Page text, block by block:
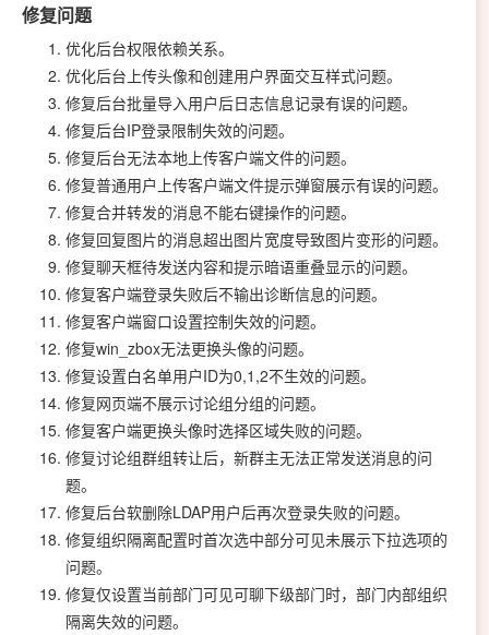
修复问题
优化后台权限依赖关系。
优化后台上传头像和创建用户界面交互样式问题。
修复后台批量导入用户后日志信息记录有误的问题。
修复后台IP登录限制失效的问题。
修复后台无法本地上传客户端文件的问题。
修复普通用户上传客户端文件提示弹窗展示有误的问题。
修复合并转发的消息不能右键操作的问题。
修复回复图片的消息超出图片宽度导致图片变形的问题。
修复聊天框待发送内容和提示暗语重叠显示的问题。
修复客户端登录失败后不输出诊断信息的问题。
修复客户端窗口设置控制失效的问题。
修复win_zbox无法更换头像的问题。
修复设置白名单用户ID为0,1,2不生效的问题。
修复网页端不展示讨论组分组的问题。
修复客户端更换头像时选择区域失败的问题。
修复讨论组群组转让后，新群主无法正常发送消息的问
题。
修复后台软删除LDAP用户后再次登录失败的问题。
修复组织隔离配置时首次选中部分可见未展示下拉选项的
问题。
修复仅设置当前部门可见可聊下级部门时，部门内部组织
隔离失效的问题。